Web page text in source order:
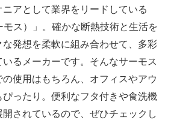
レンド
スの未来
選べる
アとして業界をリードしている
モス）」。確かな断熱技術と生活を
発想を柔軟に組み合わせて、多彩
るメーカーです。そんなサーモス
使用はもちろん、オフィスやアウ
ぴったり。便利なフタ付きや食洗機
されているので、ぜひチェックし